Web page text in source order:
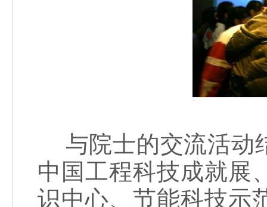
与院士的交流活动
中国工程科技成就展
识中心、节能科技示